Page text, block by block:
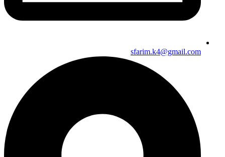
sfarim.k4@gmail.com